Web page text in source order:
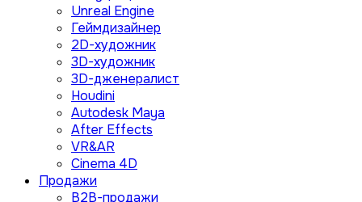
Unreal Engine
Геймдизайнер
2D-художник
3D-художник
3D-дженералист
Houdini
Autodesk Maya
After Effects
VR&AR
Cinema 4D
Продажи
B2B-продажи